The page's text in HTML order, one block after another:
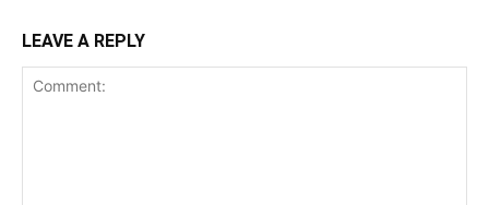
LEAVE A REPLY